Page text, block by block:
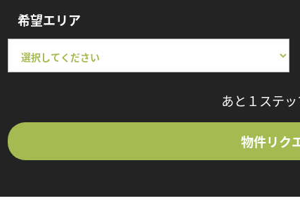
希望エリア
あと１ステ
物件リク